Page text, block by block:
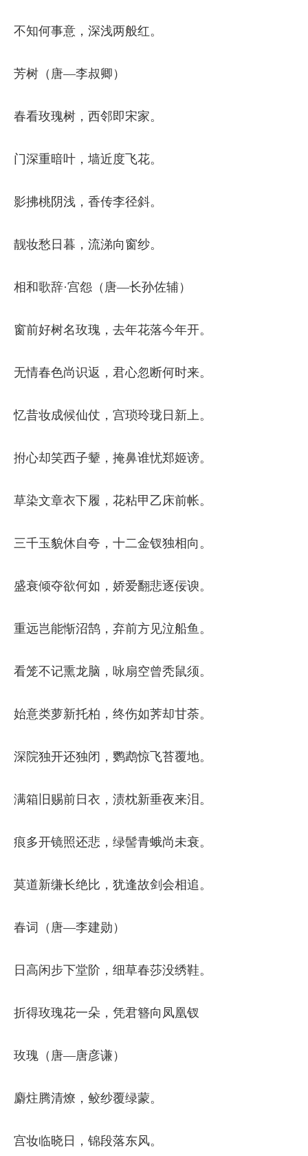
不知何事意，深浅两般红。
芳树（唐—李叔卿）
春看玫瑰树，西邻即宋家。
门深重暗叶，墙近度飞花。
影拂桃阴浅，香传李径斜。
靓妆愁日暮，流涕向窗纱。
相和歌辞·宫怨（唐—长孙佐辅）
窗前好树名玫瑰，去年花落今年开。
无情春色尚识返，君心忽断何时来。
忆昔妆成候仙仗，宫琐玲珑日新上。
拊心却笑西子颦，掩鼻谁忧郑姬谤。
草染文章衣下履，花粘甲乙床前帐。
三千玉貌休自夸，十二金钗独相向。
盛衰倾夺欲何如，娇爱翻悲逐佞谀。
重远岂能惭沼鹄，弃前方见泣船鱼。
看笼不记熏龙脑，咏扇空曾秃鼠须。
始意类萝新托柏，终伤如荠却甘荼。
深院独开还独闭，鹦鹉惊飞苔覆地。
满箱旧赐前日衣，渍枕新垂夜来泪。
痕多开镜照还悲，绿髻青蛾尚未衰。
莫道新缣长绝比，犹逢故剑会相追。
春词（唐—李建勋）
日高闲步下堂阶，细草春莎没绣鞋。
折得玫瑰花一朵，凭君簪向凤凰钗
玫瑰（唐—唐彦谦）
麝炷腾清燎，鲛纱覆绿蒙。
宫妆临晓日，锦段落东风。